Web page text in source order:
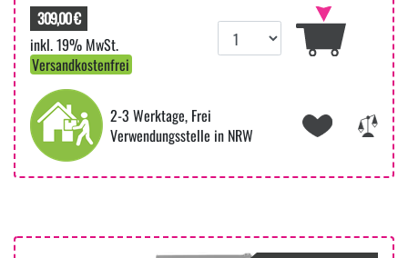
309,00 €
inkl. 19% MwSt.
Versandkostenfrei
2-3 Werktage, Frei
Verwendungsstelle in NRW